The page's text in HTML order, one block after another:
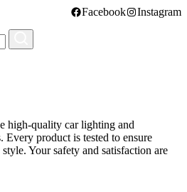
Facebook Instagram
high-quality car lighting and
Every product is tested to ensure
Your safety and satisfaction are